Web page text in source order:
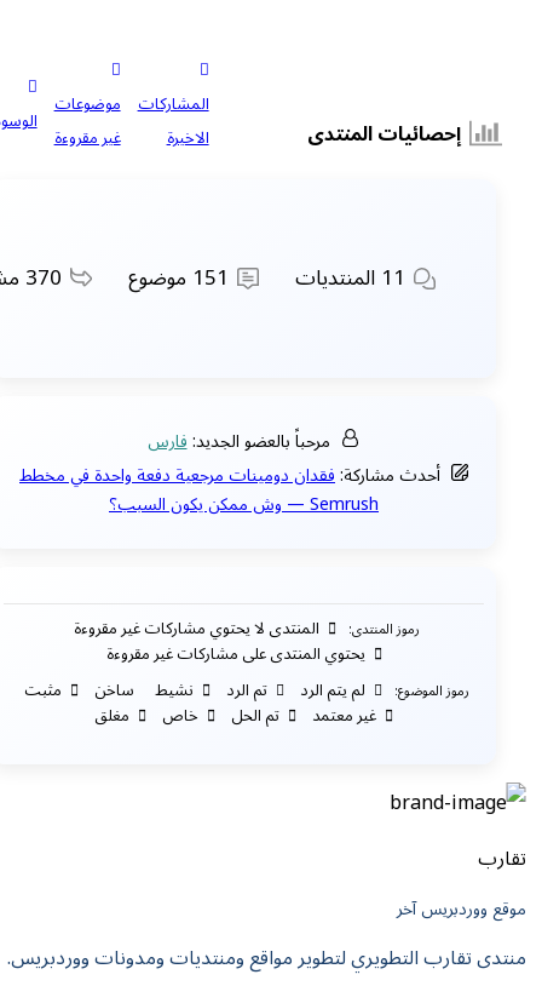
إحصائيات المنتدى
المشاركات
الاخيرة
موضوعات
غير مقروءة
الوسوم
11 المنتديات 151موضوع 370
مرحباً بالعضو الجديد:فارس
أحدث مشاركة:فقدان دومينات مرجعية دفعة واحدة في مخطط
Semrush — وش ممكن يكون السبب؟
رموز المنتدى: المنتدى لا يحتوي مشاركات غير مقروءة
يحتوي المنتدى على مشاركات غير مقروءة
رموز الموضوع: لم يتم الرد تم الرد نشيط ساخن مثبت
غير معتمد تم الحل خاص مغلق
تقارب
موقع ووردبريس آخر
منتدى تقارب التطويري لتطوير مواقع ومنتديات ومدونات ووردبريس.